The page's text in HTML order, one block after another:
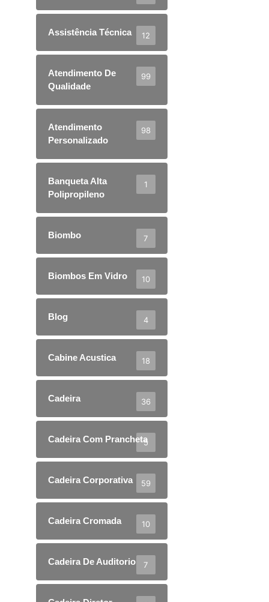
Assistência Técnica 12
Atendimento De
Qualidade
99
Atendimento
Personalizado
98
Banqueta Alta
Polipropileno
1
Biombo 7
Biombos Em Vidro 10
Blog 4
Cabine Acustica 18
Cadeira 36
Cadeira Com Prancheta
5
Cadeira Corporativa 59
Cadeira Cromada 10
Cadeira De Auditorio 7